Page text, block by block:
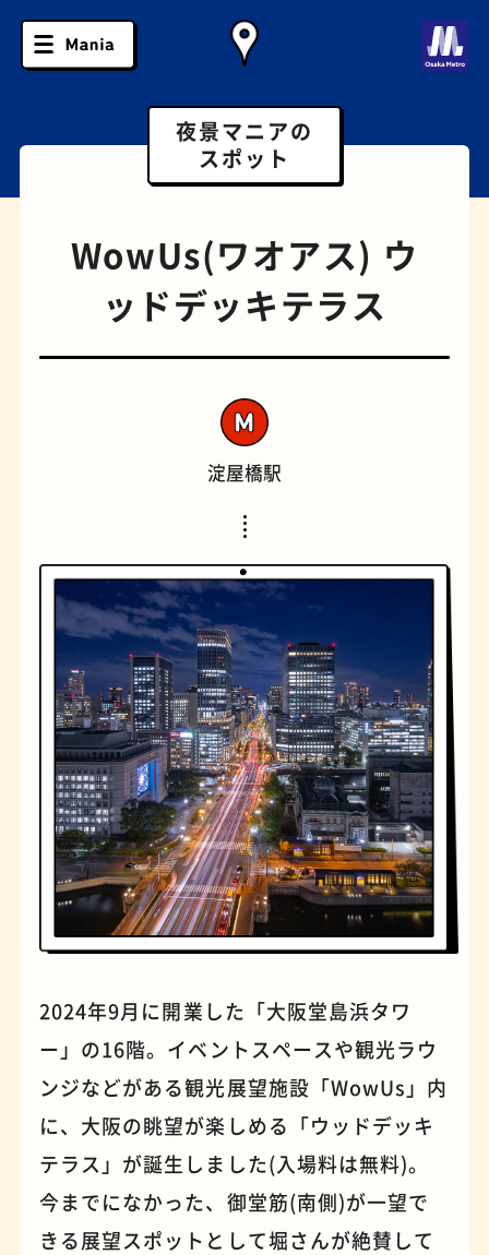
ナポリタン
夜景マニアの
スポット
WowUs(ワオアス) ウ
ッドデッキテラス
淀屋橋駅
2024年9月に開業した「大阪堂島浜タワ
ー」の16階。イベントスペースや観光ラウ
ンジなどがある観光展望施設「WowUs」内
に、大阪の眺望が楽しめる「ウッドデッキ
テラス」が誕生しました(入場料は無料)。
今までになかった、御堂筋(南側)が一望で
きる展望スポットとして堀さんが絶賛して